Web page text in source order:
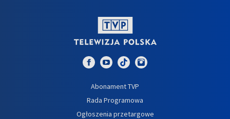
Abonament TVP
Rada Programowa
Ogłoszenia przetargowe